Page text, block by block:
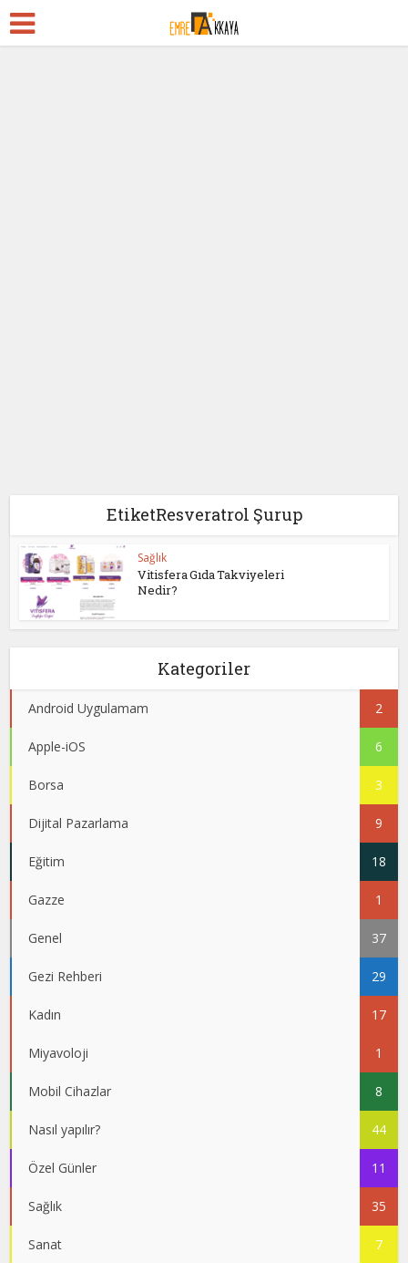
EtiketResveratrol Şurup
Sağlık
Vitisfera Gıda Takviyeleri
Nedir?
Kategoriler
Android Uygulamam 2
Apple-iOS 6
Borsa 3
Dijital Pazarlama 9
Eğitim 18
Gazze 1
Genel 37
Gezi Rehberi 29
Kadın 17
Miyavoloji 1
Mobil Cihazlar 8
Nasıl yapılır? 44
Özel Günler 11
Sağlık 35
Sanat 7